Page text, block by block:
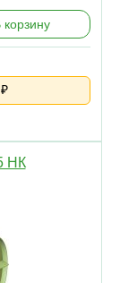
корзину
НК